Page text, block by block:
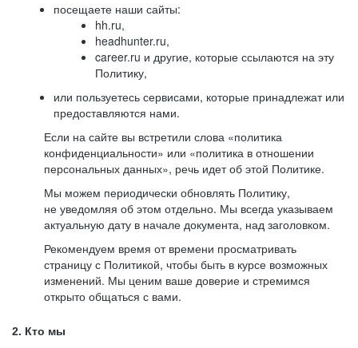
посещаете наши сайты:
hh.ru,
headhunter.ru,
career.ru и другие, которые ссылаются на эту
Политику,
или пользуетесь сервисами, которые принадлежат или
предоставляются нами.
Если на сайте вы встретили слова «политика
конфиденциальности» или «политика в отношении
персональных данных», речь идет об этой Политике.
Мы можем периодически обновлять Политику,
не уведомляя об этом отдельно. Мы всегда указываем
актуальную дату в начале документа, над заголовком.
Рекомендуем время от времени просматривать
страницу с Политикой, чтобы быть в курсе возможных
изменений. Мы ценим ваше доверие и стремимся
открыто общаться с вами.
2. Кто мы